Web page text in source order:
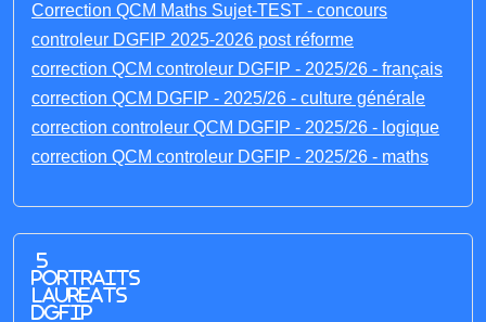
Correction QCM Maths Sujet-TEST - concours
controleur DGFIP 2025-2026 post réforme
correction QCM controleur DGFIP - 2025/26 - français
correction QCM DGFIP - 2025/26 - culture générale
correction controleur QCM DGFIP - 2025/26 - logique
correction QCM controleur DGFIP - 2025/26 - maths
5
portraits
laureats
DGFIP